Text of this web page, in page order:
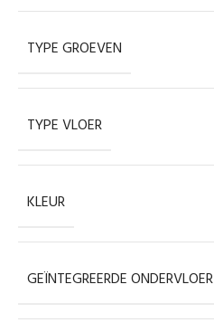
TYPE GROEVEN
TYPE VLOER
KLEUR
GEÏNTEGREERDE ONDERVLOER